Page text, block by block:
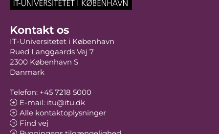
Kontakt os
IT-Universitetet i København
Rued Langgaards Vej 7
2300 København S
Danmark
Telefon: +45 7218 5000
E-mail: itu@itu.dk
Alle kontaktoplysninger
Find vej